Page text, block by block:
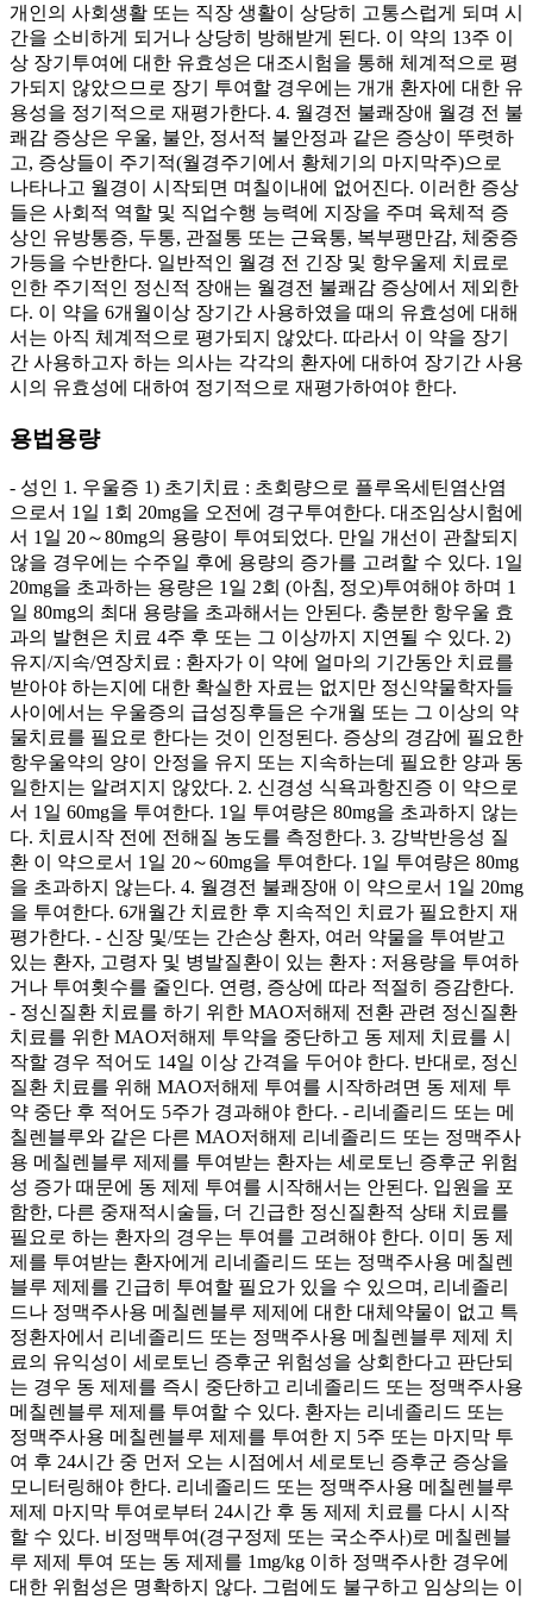
개인의 사회생활 또는 직장 생활이 상당히 고통스럽게 되며 시
간을 소비하게 되거나 상당히 방해받게 된다. 이 약의 13주 이
상 장기투여에 대한 유효성은 대조시험을 통해 체계적으로 평
가되지 않았으므로 장기 투여할 경우에는 개개 환자에 대한 유
용성을 정기적으로 재평가한다. 4. 월경전 불쾌장애 월경 전 불
쾌감 증상은 우울, 불안, 정서적 불안정과 같은 증상이 뚜렷하
고, 증상들이 주기적(월경주기에서 황체기의 마지막주)으로
나타나고 월경이 시작되면 며칠이내에 없어진다. 이러한 증상
들은 사회적 역할 및 직업수행 능력에 지장을 주며 육체적 증
상인 유방통증, 두통, 관절통 또는 근육통, 복부팽만감, 체중증
가등을 수반한다. 일반적인 월경 전 긴장 및 항우울제 치료로
인한 주기적인 정신적 장애는 월경전 불쾌감 증상에서 제외한
다. 이 약을 6개월이상 장기간 사용하였을 때의 유효성에 대해
서는 아직 체계적으로 평가되지 않았다. 따라서 이 약을 장기
간 사용하고자 하는 의사는 각각의 환자에 대하여 장기간 사용
시의 유효성에 대하여 정기적으로 재평가하여야 한다.
용법용량
- 성인 1. 우울증 1) 초기치료 : 초회량으로 플루옥세틴염산염
으로서 1일 1회 20mg을 오전에 경구투여한다. 대조임상시험에
서 1일 20～80mg의 용량이 투여되었다. 만일 개선이 관찰되지
않을 경우에는 수주일 후에 용량의 증가를 고려할 수 있다. 1일
20mg을 초과하는 용량은 1일 2회 (아침, 정오)투여해야 하며 1
일 80mg의 최대 용량을 초과해서는 안된다. 충분한 항우울 효
과의 발현은 치료 4주 후 또는 그 이상까지 지연될 수 있다. 2)
유지/지속/연장치료 : 환자가 이 약에 얼마의 기간동안 치료를
받아야 하는지에 대한 확실한 자료는 없지만 정신약물학자들
사이에서는 우울증의 급성징후들은 수개월 또는 그 이상의 약
물치료를 필요로 한다는 것이 인정된다. 증상의 경감에 필요한
항우울약의 양이 안정을 유지 또는 지속하는데 필요한 양과 동
일한지는 알려지지 않았다. 2. 신경성 식욕과항진증 이 약으로
서 1일 60mg을 투여한다. 1일 투여량은 80mg을 초과하지 않는
다. 치료시작 전에 전해질 농도를 측정한다. 3. 강박반응성 질
환 이 약으로서 1일 20～60mg을 투여한다. 1일 투여량은 80mg
을 초과하지 않는다. 4. 월경전 불쾌장애 이 약으로서 1일 20mg
을 투여한다. 6개월간 치료한 후 지속적인 치료가 필요한지 재
평가한다. - 신장 및/또는 간손상 환자, 여러 약물을 투여받고
있는 환자, 고령자 및 병발질환이 있는 환자 : 저용량을 투여하
거나 투여횟수를 줄인다. 연령, 증상에 따라 적절히 증감한다.
- 정신질환 치료를 하기 위한 MAO저해제 전환 관련 정신질환
치료를 위한 MAO저해제 투약을 중단하고 동 제제 치료를 시
작할 경우 적어도 14일 이상 간격을 두어야 한다. 반대로, 정신
질환 치료를 위해 MAO저해제 투여를 시작하려면 동 제제 투
약 중단 후 적어도 5주가 경과해야 한다. - 리네졸리드 또는 메
칠렌블루와 같은 다른 MAO저해제 리네졸리드 또는 정맥주사
용 메칠렌블루 제제를 투여받는 환자는 세로토닌 증후군 위험
성 증가 때문에 동 제제 투여를 시작해서는 안된다. 입원을 포
함한, 다른 중재적시술들, 더 긴급한 정신질환적 상태 치료를
필요로 하는 환자의 경우는 투여를 고려해야 한다. 이미 동 제
제를 투여받는 환자에게 리네졸리드 또는 정맥주사용 메칠렌
블루 제제를 긴급히 투여할 필요가 있을 수 있으며, 리네졸리
드나 정맥주사용 메칠렌블루 제제에 대한 대체약물이 없고 특
정환자에서 리네졸리드 또는 정맥주사용 메칠렌블루 제제 치
료의 유익성이 세로토닌 증후군 위험성을 상회한다고 판단되
는 경우 동 제제를 즉시 중단하고 리네졸리드 또는 정맥주사용
메칠렌블루 제제를 투여할 수 있다. 환자는 리네졸리드 또는
정맥주사용 메칠렌블루 제제를 투여한 지 5주 또는 마지막 투
여 후 24시간 중 먼저 오는 시점에서 세로토닌 증후군 증상을
모니터링해야 한다. 리네졸리드 또는 정맥주사용 메칠렌블루
제제 마지막 투여로부터 24시간 후 동 제제 치료를 다시 시작
할 수 있다. 비정맥투여(경구정제 또는 국소주사)로 메칠렌블
루 제제 투여 또는 동 제제를 1mg/kg 이하 정맥주사한 경우에
대한 위험성은 명확하지 않다. 그럼에도 불구하고 임상의는 이